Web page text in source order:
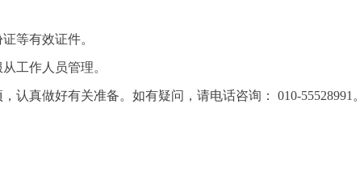
等有效证件。
工作人员管理。
认真做好有关准备。如有疑问，请电话咨询： 010-55528991。